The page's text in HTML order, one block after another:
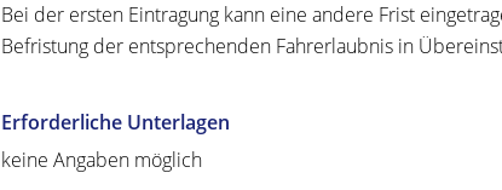
Bei der ersten Eintragung kann eine andere Frist
Befristung der entsprechenden Fahrerlaubnis in
Erforderliche Unterlagen
keine Angaben möglich